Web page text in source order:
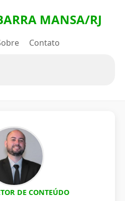
MANSA/RJ
Contato
DE CONTEÚDO